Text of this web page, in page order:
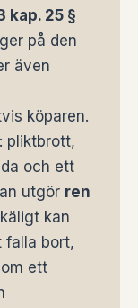
kap. 25 §
på den
även
köparen.
pliktbrott,
och ett
utgör ren
kan
falla bort,
ett